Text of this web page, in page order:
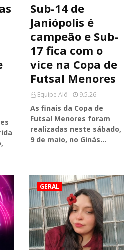
Sub-14 de
Janiópolis é
campeão e Sub-
17 fica com o
vice na Copa de
Futsal Menores
Equipe Alô 9.5.26
As finais da Copa de
Futsal Menores foram
realizadas neste sábado,
9 de maio, no Ginás…
GERAL